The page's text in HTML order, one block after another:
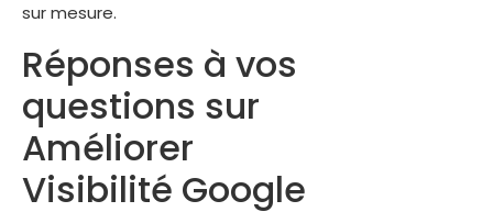
sur mesure.
Réponses à vos
questions sur
Améliorer
Visibilité Google